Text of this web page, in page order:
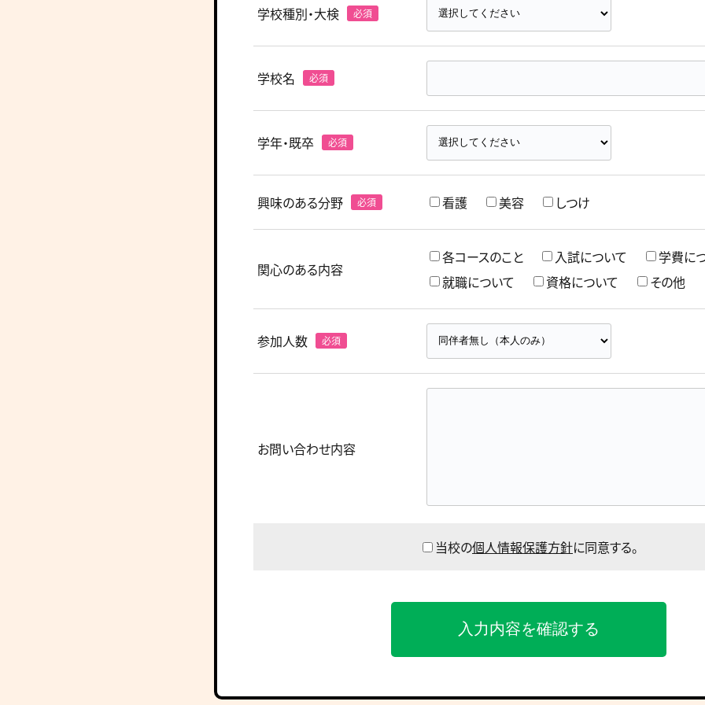
学校種別・大検
学校名
学年・既卒
興味のある分野 看護 美容 しつけ
関心のある内容
各コースのこと 入試について
学費に
就職について
資格について その他
参加人数
お問い合わせ内容
当校の個人情報保護方針に同意する。